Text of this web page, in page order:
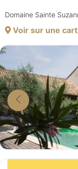
Domaine Sainte
Voir sur une